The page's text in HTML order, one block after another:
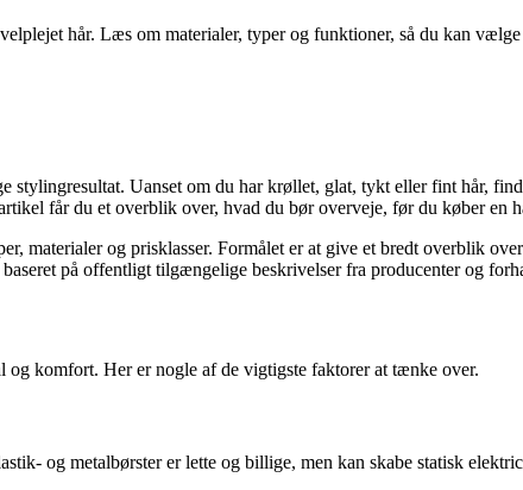
hår. Læs om materialer, typer og funktioner, så du kan vælge
stylingresultat. Uanset om du har krøllet, glat, tykt eller fint hår,
får du et overblik over, hvad du bør overveje, før du køber en
materialer og prisklasser. Formålet er at give et bredt overblik
på offentligt tilgængelige beskrivelser fra producenter og
komfort. Her er nogle af de vigtigste faktorer at tænke over.
og metalbørster er lette og billige, men kan skabe statisk